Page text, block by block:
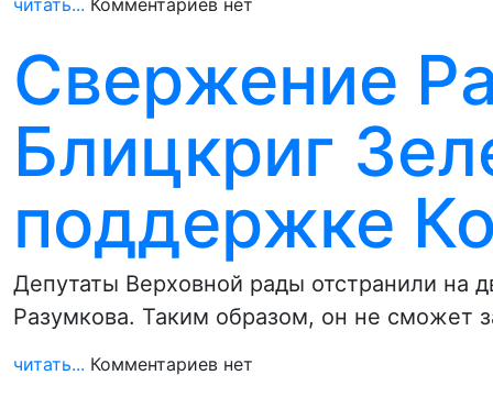
читать... Комментариев нет
Свержение
Блицкриг
поддержке
Депутаты Верховной рады отстранили на
Разумкова. Таким образом, он не сможет
читать... Комментариев нет